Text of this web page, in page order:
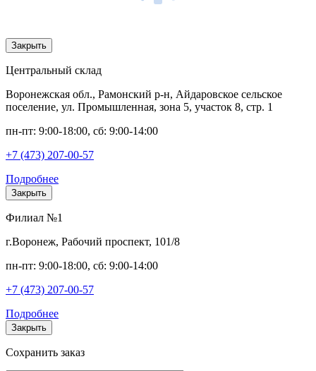
Закрыть
Центральный склад
Воронежская обл., Рамонский р-н, Айдаровское сельское
поселение, ул. Промышленная, зона 5, участок 8, стр. 1
пн-пт: 9:00-18:00, сб: 9:00-14:00
+7 (473) 207-00-57
Подробнее
Закрыть
Филиал №1
г.Воронеж, Рабочий проспект, 101/8
пн-пт: 9:00-18:00, сб: 9:00-14:00
+7 (473) 207-00-57
Подробнее
Закрыть
Сохранить заказ